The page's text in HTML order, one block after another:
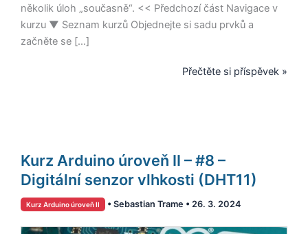
několik úloh „současně“. << Předchozí část Navigace v
kurzu ▼ Seznam kurzů Objednejte si sadu prvků a
začněte se […]
Přečtěte si příspěvek »
Kurz Arduino úroveň II – #8 –
Digitální senzor vlhkosti (DHT11)
Kurz Arduino úroveň II • Sebastian Trame • 26. 3. 2024
Arduino
úroveň
–
#8